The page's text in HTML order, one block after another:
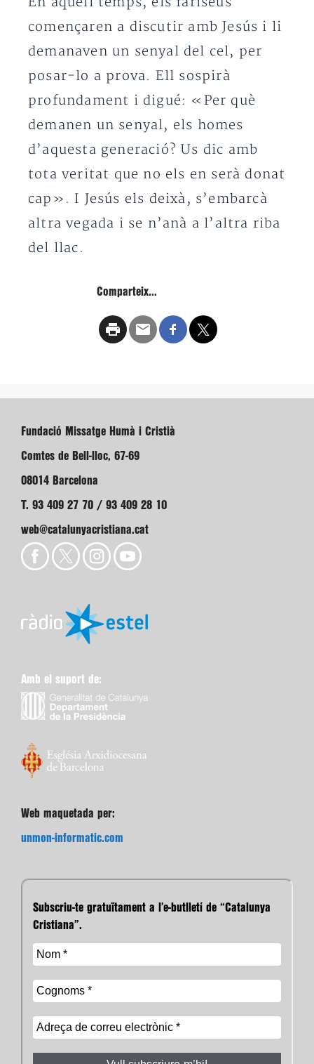
començaren a discutir amb Jesús i li
demanaven un senyal del cel, per
posar-lo a prova. Ell sospirà
profundament i digué: «Per què
demanen un senyal, els homes
d’aquesta generació? Us dic amb
tota veritat que no els en serà donat
cap». I Jesús els deixà, s’embarcà
altra vegada i se n’anà a l’altra riba
del llac.
Comparteix...
Fundació Missatge Humà i Cristià
Comtes de Bell-lloc, 67-69
08014 Barcelona
T. 93 409 27 70 / 93 409 28 10
web@catalunyacristiana.cat
Amb el suport de:
Web maquetada per:
unmon-informatic.com
Subscriu-te gratuïtament a l’e-butlletí de “Catalunya
Cristiana”.